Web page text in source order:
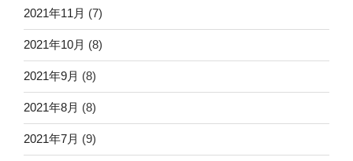
2021年11月 (7)
2021年10月 (8)
2021年9月 (8)
2021年8月 (8)
2021年7月 (9)